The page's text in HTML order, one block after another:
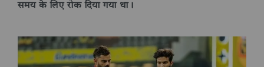
समय के लिए रोक दिया गया था।